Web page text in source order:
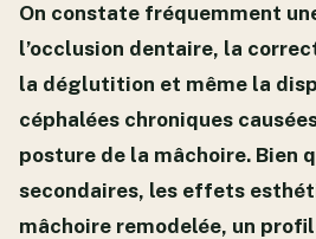
On constate fréquemment
l’occlusion dentaire, la
la déglutition et même la
céphalées chroniques
posture de la mâchoire. Bien
secondaires, les effets
mâchoire remodelée, un